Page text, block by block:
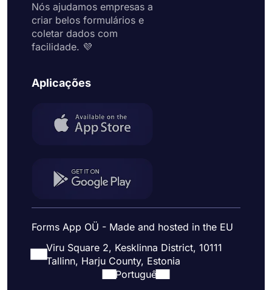
Nós ajudamos empresas a
criar belos formulários e
coletar dados com
facilidade. 💜
Aplicações
Forms App OÜ - Made and hosted in the EU
Viru Square 2, Kesklinna District, 10111
Tallinn, Harju County, Estonia
Portuguê